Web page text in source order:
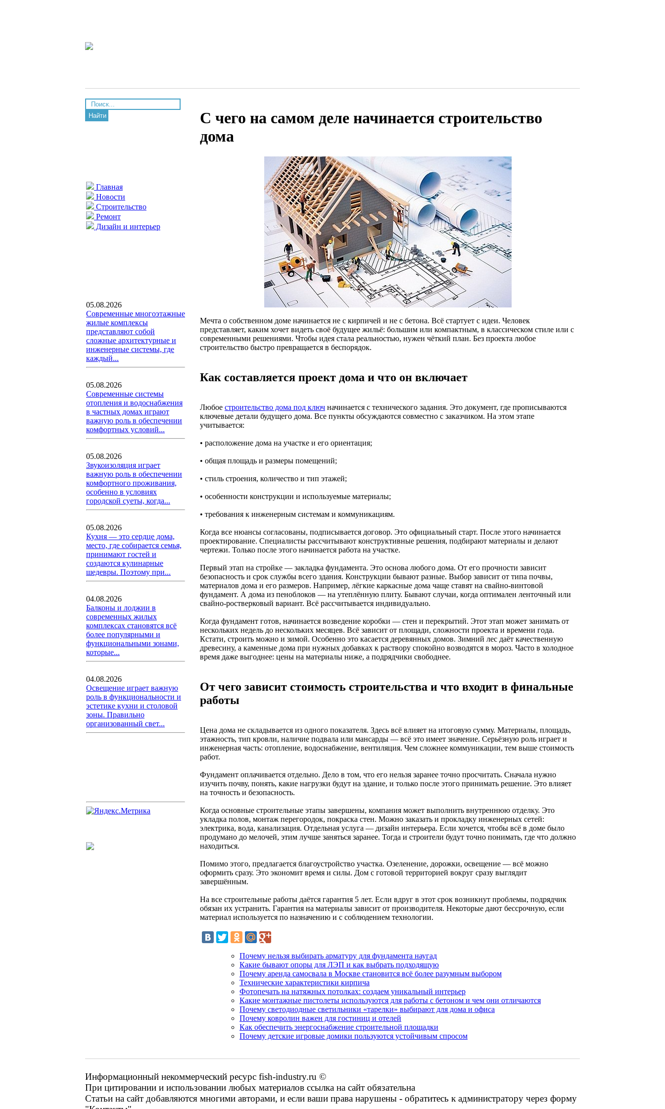
Найти
Главная
Новости
Строительство
Ремонт
Дизайн и интерьер
05.08.2026
Современные многоэтажные
жилые комплексы
представляют собой
сложные архитектурные и
инженерные системы, где
каждый...
05.08.2026
Современные системы
отопления и водоснабжения
в частных домах играют
важную роль в обеспечении
комфортных условий...
05.08.2026
Звукоизоляция играет
важную роль в обеспечении
комфортного проживания,
особенно в условиях
городской суеты, когда...
05.08.2026
Кухня — это сердце дома,
место, где собирается семья,
принимают гостей и
создаются кулинарные
шедевры. Поэтому при...
04.08.2026
Балконы и лоджии в
современных жилых
комплексах становятся всё
более популярными и
функциональными зонами,
которые...
04.08.2026
Освещение играет важную
роль в функциональности и
эстетике кухни и столовой
зоны. Правильно
организованный свет...
С чего на самом деле начинается строительство
дома
Мечта о собственном доме начинается не с кирпичей и не с бетона. Всё стартует с идеи. Человек
представляет, каким хочет видеть своё будущее жильё: большим или компактным, в классическом стиле или с
современными решениями. Чтобы идея стала реальностью, нужен чёткий план. Без проекта любое
строительство быстро превращается в беспорядок.
Как составляется проект дома и что он включает
Любое строительство дома под ключ начинается с технического задания. Это документ, где прописываются
ключевые детали будущего дома. Все пункты обсуждаются совместно с заказчиком. На этом этапе
учитывается:
• расположение дома на участке и его ориентация;
• общая площадь и размеры помещений;
• стиль строения, количество и тип этажей;
• особенности конструкции и используемые материалы;
• требования к инженерным системам и коммуникациям.
Когда все нюансы согласованы, подписывается договор. Это официальный старт. После этого начинается
проектирование. Специалисты рассчитывают конструктивные решения, подбирают материалы и делают
чертежи. Только после этого начинается работа на участке.
Первый этап на стройке — закладка фундамента. Это основа любого дома. От его прочности зависит
безопасность и срок службы всего здания. Конструкции бывают разные. Выбор зависит от типа почвы,
материалов дома и его размеров. Например, лёгкие каркасные дома чаще ставят на свайно-винтовой
фундамент. А дома из пеноблоков — на утеплённую плиту. Бывают случаи, когда оптимален ленточный или
свайно-ростверковый вариант. Всё рассчитывается индивидуально.
Когда фундамент готов, начинается возведение коробки — стен и перекрытий. Этот этап может занимать от
нескольких недель до нескольких месяцев. Всё зависит от площади, сложности проекта и времени года.
Кстати, строить можно и зимой. Особенно это касается деревянных домов. Зимний лес даёт качественную
древесину, а каменные дома при нужных добавках к раствору спокойно возводятся в мороз. Часто в холодное
время даже выгоднее: цены на материалы ниже, а подрядчики свободнее.
От чего зависит стоимость строительства и что входит в финальные
работы
Цена дома не складывается из одного показателя. Здесь всё влияет на итоговую сумму. Материалы, площадь,
этажность, тип кровли, наличие подвала или мансарды — всё это имеет значение. Серьёзную роль играет и
инженерная часть: отопление, водоснабжение, вентиляция. Чем сложнее коммуникации, тем выше стоимость
работ.
Фундамент оплачивается отдельно. Дело в том, что его нельзя заранее точно просчитать. Сначала нужно
изучить почву, понять, какие нагрузки будут на здание, и только после этого принимать решение. Это влияет
на точность и безопасность.
Когда основные строительные этапы завершены, компания может выполнить внутреннюю отделку. Это
укладка полов, монтаж перегородок, покраска стен. Можно заказать и прокладку инженерных сетей:
электрика, вода, канализация. Отдельная услуга — дизайн интерьера. Если хочется, чтобы всё в доме было
продумано до мелочей, этим лучше заняться заранее. Тогда и строители будут точно понимать, где что должно
находиться.
Помимо этого, предлагается благоустройство участка. Озеленение, дорожки, освещение — всё можно
оформить сразу. Это экономит время и силы. Дом с готовой территорией вокруг сразу выглядит
завершённым.
На все строительные работы даётся гарантия 5 лет. Если вдруг в этот срок возникнут проблемы, подрядчик
обязан их устранить. Гарантия на материалы зависит от производителя. Некоторые дают бессрочную, если
материал используется по назначению и с соблюдением технологии.
Почему нельзя выбирать арматуру для фундамента наугад
Какие бывают опоры для ЛЭП и как выбрать подходящую
Почему аренда самосвала в Москве становится всё более разумным выбором
Технические характеристики кирпича
Фотопечать на натяжных потолках: создаем уникальный интерьер
Какие монтажные пистолеты используются для работы с бетоном и чем они отличаются
Почему светодиодные светильники «тарелки» выбирают для дома и офиса
Почему ковролин важен для гостиниц и отелей
Как обеспечить энергоснабжение строительной площадки
Почему детские игровые домики пользуются устойчивым спросом
Информационный некоммерческий ресурс fish-industry.ru ©
При цитировании и использовании любых материалов ссылка на сайт обязательна
Статьи на сайт добавляются многими авторами, и если ваши права нарушены - обратитесь к администратору через форму